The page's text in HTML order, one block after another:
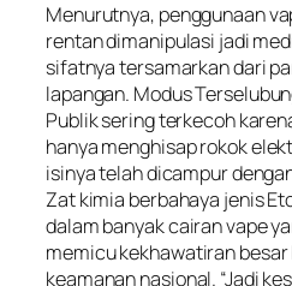
Menurutnya, penggunaan
rentan dimanipulasi jadi
sifatnya tersamarkan dari
lapangan. Modus
Publik sering terkecoh
hanya menghisap rokok
isinya telah dicampur
Zat kimia berbahaya jenis
dalam banyak cairan vape
memicu kekhawatiran
keamanan nasional. “Jadi